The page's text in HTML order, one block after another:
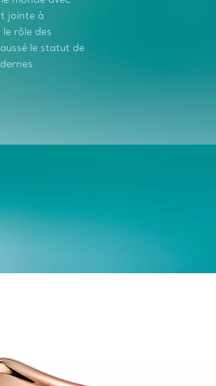
jointe à
rôle des
le statut de